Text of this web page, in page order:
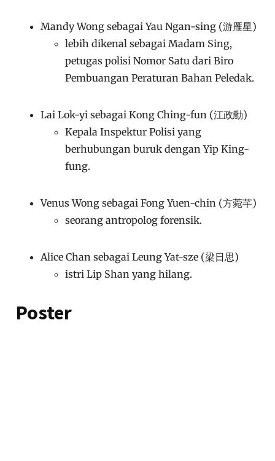
Mandy Wong sebagai Yau Ngan-sing (游雁星)
lebih dikenal sebagai Madam Sing,
petugas polisi Nomor Satu dari Biro
Pembuangan Peraturan Bahan Peledak.
Lai Lok-yi sebagai Kong Ching-fun (江政勳)
Kepala Inspektur Polisi yang
berhubungan buruk dengan Yip King-
fung.
Venus Wong sebagai Fong Yuen-chin (方菀芊)
seorang antropolog forensik.
Alice Chan sebagai Leung Yat-sze (梁日思)
istri Lip Shan yang hilang.
Poster